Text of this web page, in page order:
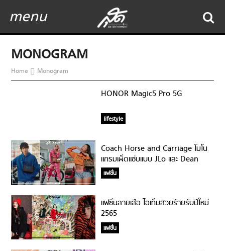
menu
MONOGRAM
Home Monogram
HONOR Magic5 Pro 5G
lifestyle
Coach Horse and Carriage โมโน
แกรมเผ็ดแซ่บแบบ JLo และ Dean
Fujioka
แฟชั่น
แฟชั่นลายเสือ ไอเท็มสวยร้ายรับปีใหม่
2565
แฟชั่น